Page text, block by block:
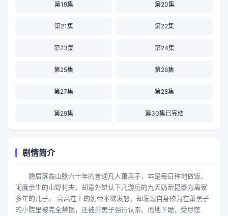
第19集 第20集
第21集 第22集
第23集 第24集
第25集 第26集
第27集 第28集
第29集 第30集已完结
剧情简介
隐居落霞山脉六十年的普通凡人萧黑子，本是每日种地做饭、
闲度余生的山野村夫，却意外错认下凡游历的九天奶帝昆豪为离家
多年的儿子。 高高在上的奶帝本欲发怒，却发现自身修为在萧黑子
的小院里被完全禁锢，还被萧黑子强行认亲、摁地下跪，受尽憋